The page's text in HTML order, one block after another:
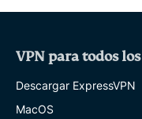
VPN para todos
Descargar ExpressVPN
MacOS